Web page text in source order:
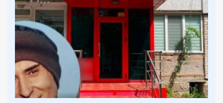
В Днепре спасают 10-летнего ребенка,
который может потерять ногу: фото